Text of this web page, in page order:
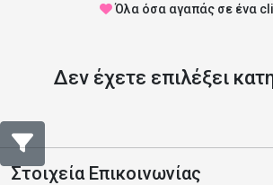
Όλα όσα αγαπάς σε ένα
Δεν έχετε επιλέξει
Στοιχεία Επικοινωνίας